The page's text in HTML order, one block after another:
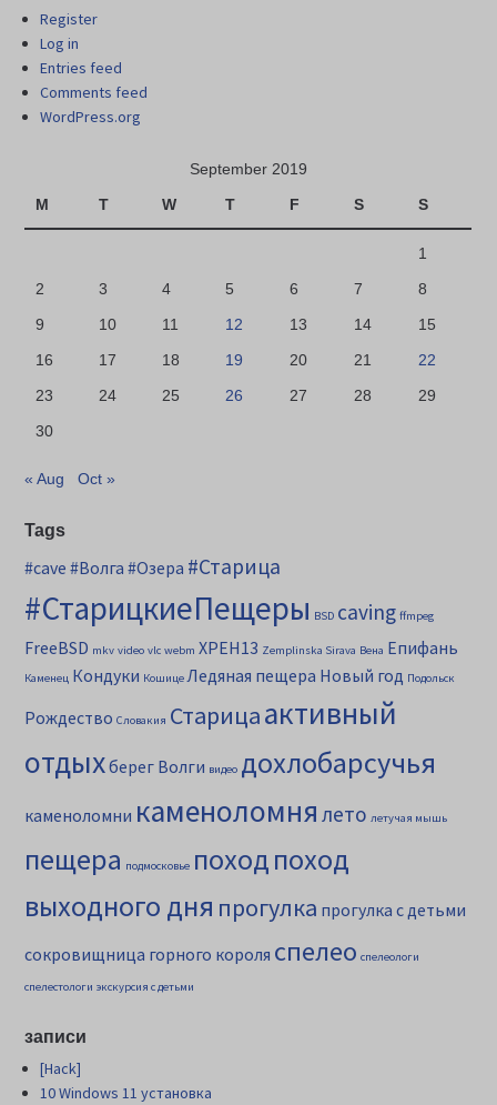
Register
Log in
Entries feed
Comments feed
WordPress.org
September 2019
M
T W T F S S
1
2
3 4 5 6 7
8
9
10 11 12 13 14
15
16
17 18 19 20 21
22
23
24 25 26 27 28
29
30
« Aug Oct »
Tags
#cave #Волга #Озера #Старица
#СтарицкиеПещеры BSD caving ffmpeg
FreeBSD mkv video vlc webm XPEH13 Zemplinska Sirava Вена Епифань
Каменец Кондуки Кошице Ледяная пещера Новый год Подольск
Рождество Словакия Старицаактивный
отдыхберег Волги видео дохлобарсучья
каменоломни каменоломня лето летучая мышь
пещера подмосковье походпоход
выходного дня прогулка прогулка с детьми
сокровищница горного короля спелео спелеологи
спелестологи экскурсия с детьми
записи
[Hack]
10 Windows 11 установка